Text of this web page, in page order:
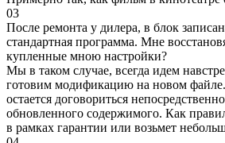
03
После ремонта у дилера, в блок
стандартная программа. Мне
купленные мною настройки?
Мы в таком случае, всегда идем
готовим модификацию на новом
остается договориться
обновленного содержимого. Как
в рамках гарантии или возьмет